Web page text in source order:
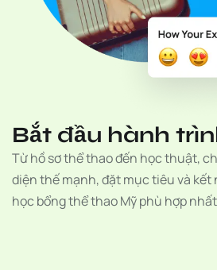
Bắt đầu hành
Từ hồ sơ thể thao đến học thuật,
diện thế mạnh, đặt mục tiêu và
học bổng thể thao Mỹ phù hợp